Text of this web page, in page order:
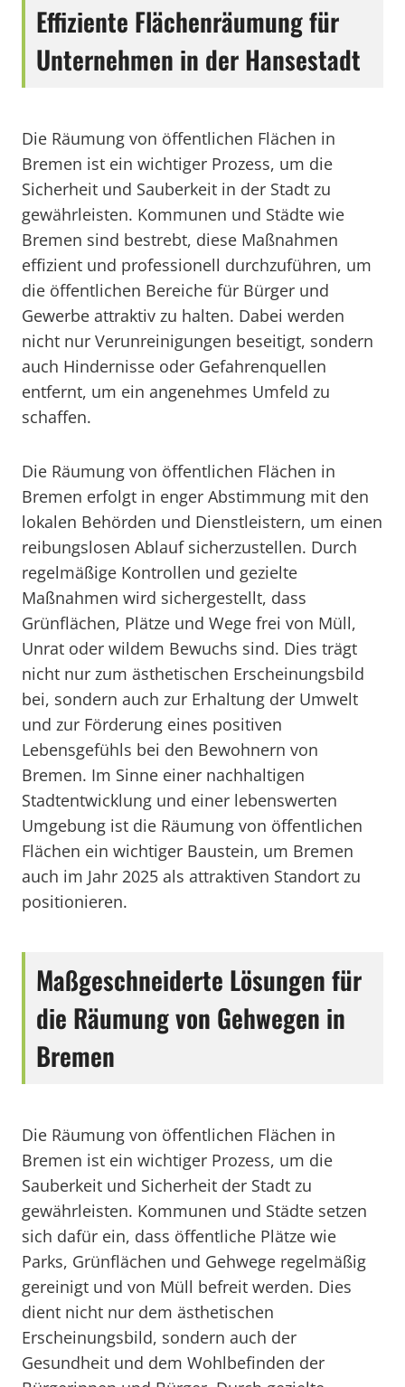
Effiziente Flächenräumung für
Unternehmen in der Hansestadt
Die Räumung von öffentlichen Flächen in
Bremen ist ein wichtiger Prozess, um die
Sicherheit und Sauberkeit in der Stadt zu
gewährleisten. Kommunen und Städte wie
Bremen sind bestrebt, diese Maßnahmen
effizient und professionell durchzuführen, um
die öffentlichen Bereiche für Bürger und
Gewerbe attraktiv zu halten. Dabei werden
nicht nur Verunreinigungen beseitigt, sondern
auch Hindernisse oder Gefahrenquellen
entfernt, um ein angenehmes Umfeld zu
schaffen.
Die Räumung von öffentlichen Flächen in
Bremen erfolgt in enger Abstimmung mit den
lokalen Behörden und Dienstleistern, um einen
reibungslosen Ablauf sicherzustellen. Durch
regelmäßige Kontrollen und gezielte
Maßnahmen wird sichergestellt, dass
Grünflächen, Plätze und Wege frei von Müll,
Unrat oder wildem Bewuchs sind. Dies trägt
nicht nur zum ästhetischen Erscheinungsbild
bei, sondern auch zur Erhaltung der Umwelt
und zur Förderung eines positiven
Lebensgefühls bei den Bewohnern von
Bremen. Im Sinne einer nachhaltigen
Stadtentwicklung und einer lebenswerten
Umgebung ist die Räumung von öffentlichen
Flächen ein wichtiger Baustein, um Bremen
auch im Jahr 2025 als attraktiven Standort zu
positionieren.
Maßgeschneiderte Lösungen für
die Räumung von Gehwegen in
Bremen
Die Räumung von öffentlichen Flächen in
Bremen ist ein wichtiger Prozess, um die
Sauberkeit und Sicherheit der Stadt zu
gewährleisten. Kommunen und Städte setzen
sich dafür ein, dass öffentliche Plätze wie
Parks, Grünflächen und Gehwege regelmäßig
gereinigt und von Müll befreit werden. Dies
dient nicht nur dem ästhetischen
Erscheinungsbild, sondern auch der
Gesundheit und dem Wohlbefinden der